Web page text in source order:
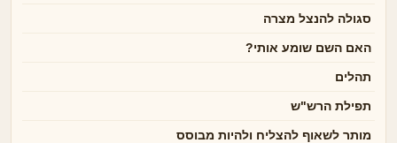
סגולה להנצל מצרה
האם השם שומע אותי?
תהלים
תפילת הרש"ש
מותר לשאוף להצליח ולהיות מבוסס